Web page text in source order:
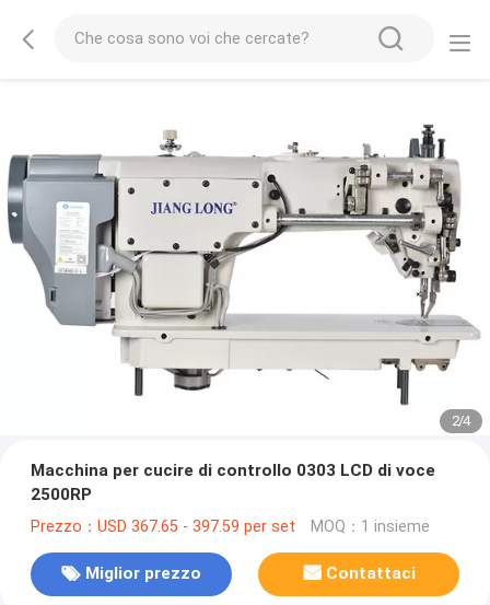
2/4
Macchina per cucire di controllo 0303 LCD di voce
2500RP
Prezzo：USD 367.65 - 397.59 per set MOQ：1 insieme
Miglior prezzo Contattaci